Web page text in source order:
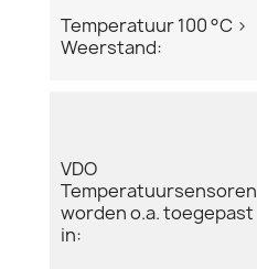
Temperatuur 100 °C >
Weerstand:
VDO
Temperatuursensoren
worden o.a. toegepast
in: